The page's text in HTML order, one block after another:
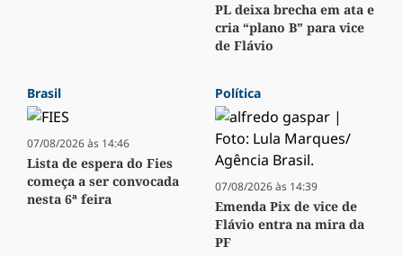
PL deixa brecha em ata e
cria “plano B” para vice
de Flávio
Brasil
07/08/2026 às 14:46
Lista de espera do Fies
começa a ser convocada
nesta 6ª feira
Política
07/08/2026 às 14:39
Emenda Pix de vice de
Flávio entra na mira da
PF